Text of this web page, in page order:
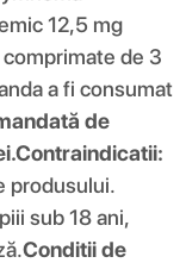
12,5 mg
comprimate de 3
a fi consumat
de
Contraindicatii:
produsului.
sub 18 ani,
Conditii de